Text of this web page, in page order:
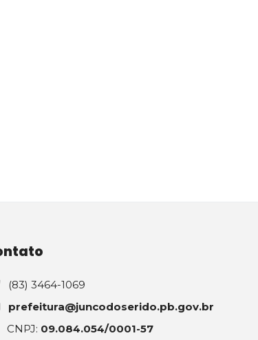
(83) 3464-1069
prefeitura@juncodoserido.pb.gov.br
CNPJ: 09.084.054/0001-57